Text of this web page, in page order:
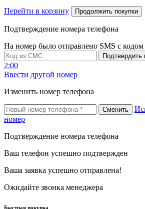
Перейти в корзину Продолжить покупки
Подтверждение номера телефона
На номер было отправлено SMS с
Подтвердить
2:00
Ввести другой номер
Изменить номер телефона
Сменить
номер
Подтверждение номера телефона
Ваш телефон успешно подтвержден
Ваша заявка успешно отправлена!
Ожидайте звонка менеджера
Быстрая покупка